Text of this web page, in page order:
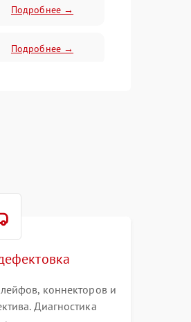
Подробнее →
Подробнее →
коннекторов и
Диагностика